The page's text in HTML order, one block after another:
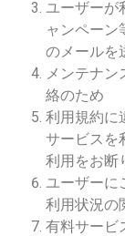
ユーザーが
ャンペーン
のメールを
メンテナ
絡のため
利用規約に
サービスを
利用をお断
ユーザーに
利用状況の
有料サービ